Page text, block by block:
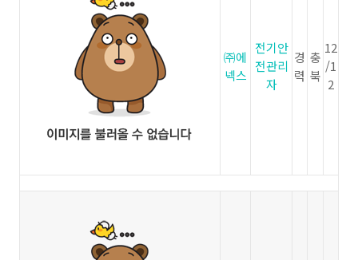
㈜에
넥스
전기안
전관리
자
경
력
충
북
12
/1
2